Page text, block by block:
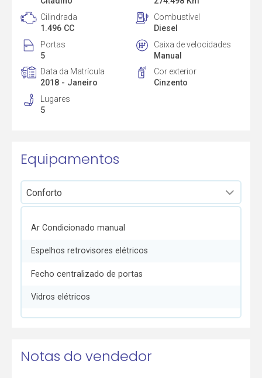
Cilindrada
1.496 CC
Combustível
Diesel
Portas
5
Caixa de velocidades
Manual
Data da Matrícula
2018 - Janeiro
Cor exterior
Cinzento
Lugares
5
Equipamentos
Ar Condicionado manual
Espelhos retrovisores elétricos
Fecho centralizado de portas
Vidros elétricos
Notas do vendedor